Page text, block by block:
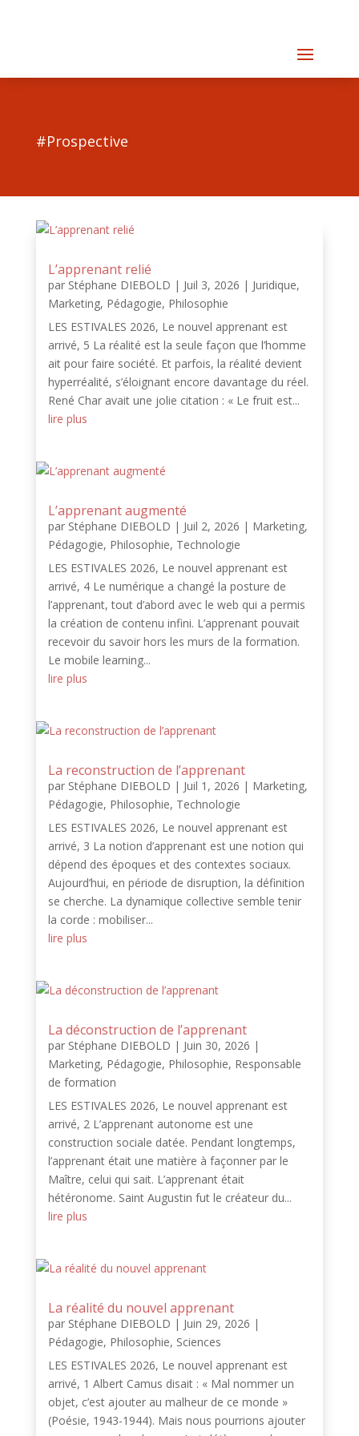
#Prospective
L’apprenant relié
par Stéphane DIEBOLD | Juil 3, 2026 | Juridique,
Marketing, Pédagogie, Philosophie
LES ESTIVALES 2026, Le nouvel apprenant est
arrivé, 5 La réalité est la seule façon que l’homme
ait pour faire société. Et parfois, la réalité devient
hyperréalité, s’éloignant encore davantage du réel.
René Char avait une jolie citation : « Le fruit est...
lire plus
L’apprenant augmenté
par Stéphane DIEBOLD | Juil 2, 2026 | Marketing,
Pédagogie, Philosophie, Technologie
LES ESTIVALES 2026, Le nouvel apprenant est
arrivé, 4 Le numérique a changé la posture de
l’apprenant, tout d’abord avec le web qui a permis
la création de contenu infini. L’apprenant pouvait
recevoir du savoir hors les murs de la formation.
Le mobile learning...
lire plus
La reconstruction de l’apprenant
par Stéphane DIEBOLD | Juil 1, 2026 | Marketing,
Pédagogie, Philosophie, Technologie
LES ESTIVALES 2026, Le nouvel apprenant est
arrivé, 3 La notion d’apprenant est une notion qui
dépend des époques et des contextes sociaux.
Aujourd’hui, en période de disruption, la définition
se cherche. La dynamique collective semble tenir
la corde : mobiliser...
lire plus
La déconstruction de l’apprenant
par Stéphane DIEBOLD | Juin 30, 2026 |
Marketing, Pédagogie, Philosophie, Responsable
de formation
LES ESTIVALES 2026, Le nouvel apprenant est
arrivé, 2 L’apprenant autonome est une
construction sociale datée. Pendant longtemps,
l’apprenant était une matière à façonner par le
Maître, celui qui sait. L’apprenant était
hétéronome. Saint Augustin fut le créateur du...
lire plus
La réalité du nouvel apprenant
par Stéphane DIEBOLD | Juin 29, 2026 |
Pédagogie, Philosophie, Sciences
LES ESTIVALES 2026, Le nouvel apprenant est
arrivé, 1 Albert Camus disait : « Mal nommer un
objet, c’est ajouter au malheur de ce monde »
(Poésie, 1943-1944). Mais nous pourrions ajouter